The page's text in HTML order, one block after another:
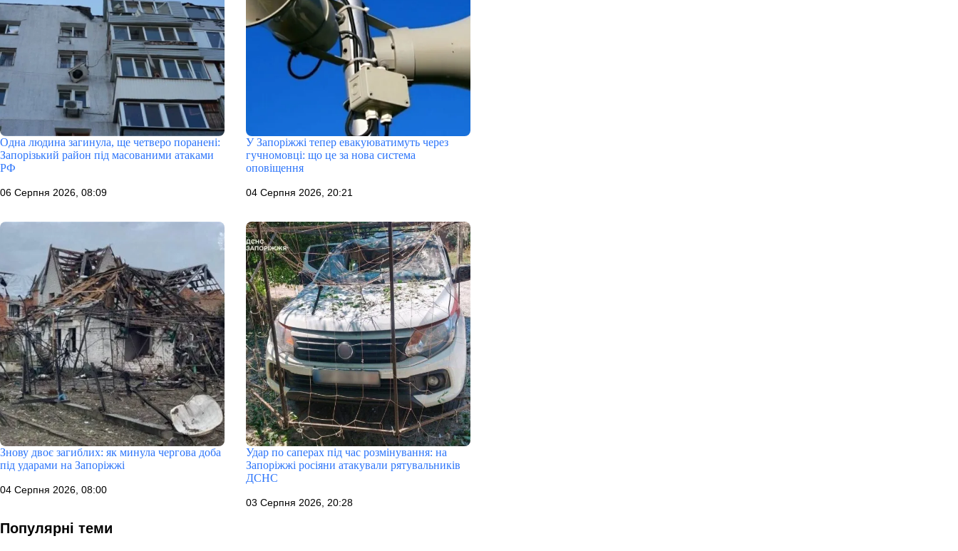
Одна людина загинула, ще четверо поранені:
Запорізький район під масованими атаками
РФ
06 Серпня 2026, 08:09
У Запоріжжі тепер евакуюватимуть через
гучномовці: що це за нова система
оповіщення
04 Серпня 2026, 20:21
Знову двоє загиблих: як минула чергова доба
під ударами на Запоріжжі
04 Серпня 2026, 08:00
Удар по саперах під час розмінування: на
Запоріжжі росіяни атакували рятувальників
ДСНС
03 Серпня 2026, 20:28
Популярні теми